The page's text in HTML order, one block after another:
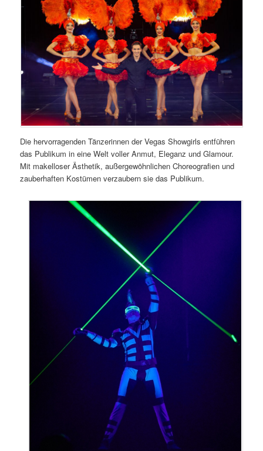
Die hervorragenden Tänzerinnen der Vegas Showgirls entführen
das Publikum in eine Welt voller Anmut, Eleganz und Glamour.
Mit makelloser Ästhetik, außergewöhnlichen Choreografien und
zauberhaften Kostümen verzaubern sie das Publikum.